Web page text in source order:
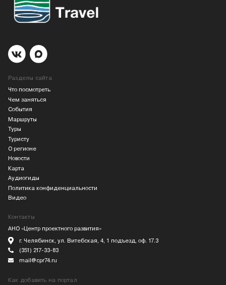
Разделы сайта
Что посмотреть
Чем заняться
События
Маршруты
Туры
Туристу
О регионе
Новости
Карта
Аудиогиды
Политика конфиденциальности
Видео
Контакты
АНО «Центр проектного развития»
г. Челябинск, ул. Витебская, 4, 1 подъезд, оф. 17.3
(351) 217-33-83
mail@cpr74.ru
Как добавить на портал